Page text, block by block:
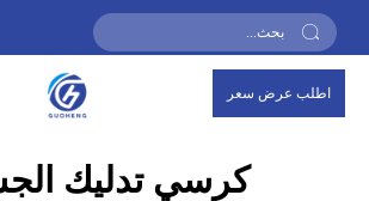
اطلب عرض سعر
كرسي تدليك